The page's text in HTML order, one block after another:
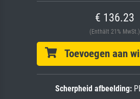
€ 136.23
(Enthält 21% MwSt.)
Toevoegen aan
Scherpheid afbeelding: